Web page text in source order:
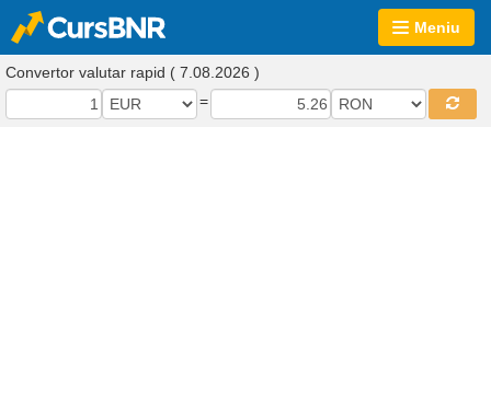
Meniu
Convertor valutar rapid ( 7.08.2026 )
=